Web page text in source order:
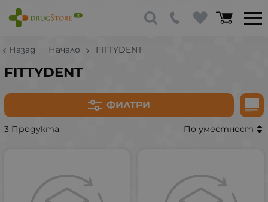
Назад Начало FITTYDENT
FITTYDENT
ФИЛТРИ
3 Продукта По уместност